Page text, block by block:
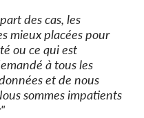
des cas, les
mieux placées pour
ou ce qui est
à tous les
et de nous
sommes impatients